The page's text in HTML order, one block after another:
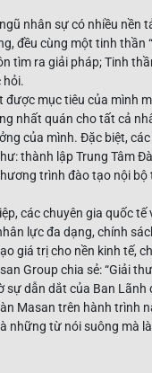
nhân sự có nhiều nền
đều cùng một tinh thần
tìm ra giải pháp; Tinh
hỏi.
mục tiêu của mình
nhất quán cho tất cả
của mình. Đặc biệt,
thành lập Trung Tâm
trình đào tạo nội
các chuyên gia quốc
lực đa dạng, chính
giá trị cho nền kinh tế,
Group chia sẻ: “Giải
dẫn dắt của Ban
Masan trên hành trình
những từ nói suông mà